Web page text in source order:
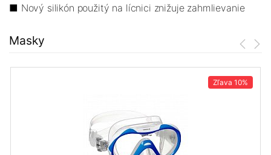
■ Nový silikón použitý na lícnici znižuje zahmlievanie
Masky
Zľava 10%